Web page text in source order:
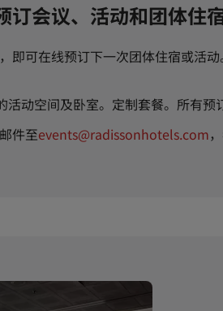
会议、活动和团体住
即可在线预订下一次团体住宿或活
动空间及卧室。定制套餐。所有预
件至events@radissonhotels.com